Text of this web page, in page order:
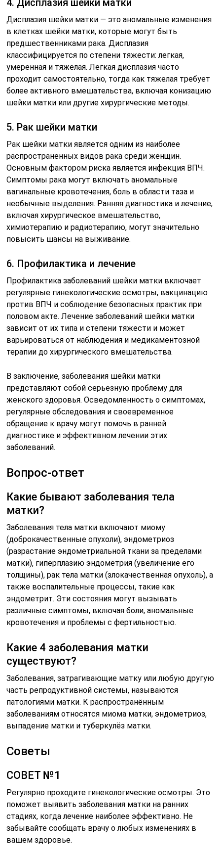
4. Дисплазия шейки матки
Дисплазия шейки матки — это аномальные изменения
в клетках шейки матки, которые могут быть
предшественниками рака. Дисплазия
классифицируется по степени тяжести: легкая,
умеренная и тяжелая. Легкая дисплазия часто
проходит самостоятельно, тогда как тяжелая требует
более активного вмешательства, включая конизацию
шейки матки или другие хирургические методы.
5. Рак шейки матки
Рак шейки матки является одним из наиболее
распространенных видов рака среди женщин.
Основным фактором риска является инфекция ВПЧ.
Симптомы рака могут включать аномальные
вагинальные кровотечения, боль в области таза и
необычные выделения. Ранняя диагностика и лечение,
включая хирургическое вмешательство,
химиотерапию и радиотерапию, могут значительно
повысить шансы на выживание.
6. Профилактика и лечение
Профилактика заболеваний шейки матки включает
регулярные гинекологические осмотры, вакцинацию
против ВПЧ и соблюдение безопасных практик при
половом акте. Лечение заболеваний шейки матки
зависит от их типа и степени тяжести и может
варьироваться от наблюдения и медикаментозной
терапии до хирургического вмешательства.
В заключение, заболевания шейки матки
представляют собой серьезную проблему для
женского здоровья. Осведомленность о симптомах,
регулярные обследования и своевременное
обращение к врачу могут помочь в ранней
диагностике и эффективном лечении этих
заболеваний.
Вопрос-ответ
Какие бывают заболевания тела
матки?
Заболевания тела матки включают миому
(доброкачественные опухоли), эндометриоз
(разрастание эндометриальной ткани за пределами
матки), гиперплазию эндометрия (увеличение его
толщины), рак тела матки (злокачественная опухоль), а
также воспалительные процессы, такие как
эндометрит. Эти состояния могут вызывать
различные симптомы, включая боли, аномальные
кровотечения и проблемы с фертильностью.
Какие 4 заболевания матки
существуют?
Заболевания, затрагивающие матку или любую другую
часть репродуктивной системы, называются
патологиями матки. К распространённым
заболеваниям относятся миома матки, эндометриоз,
выпадение матки и туберкулёз матки.
Советы
СОВЕТ №1
Регулярно проходите гинекологические осмотры. Это
поможет выявить заболевания матки на ранних
стадиях, когда лечение наиболее эффективно. Не
забывайте сообщать врачу о любых изменениях в
вашем здоровье.